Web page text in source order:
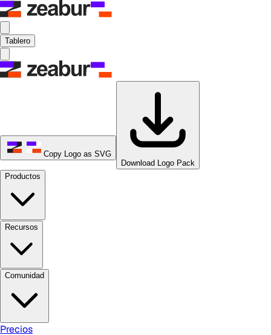
Tablero
Copy Logo as SVG
Download Logo Pack
Productos
Recursos
Comunidad
Precios